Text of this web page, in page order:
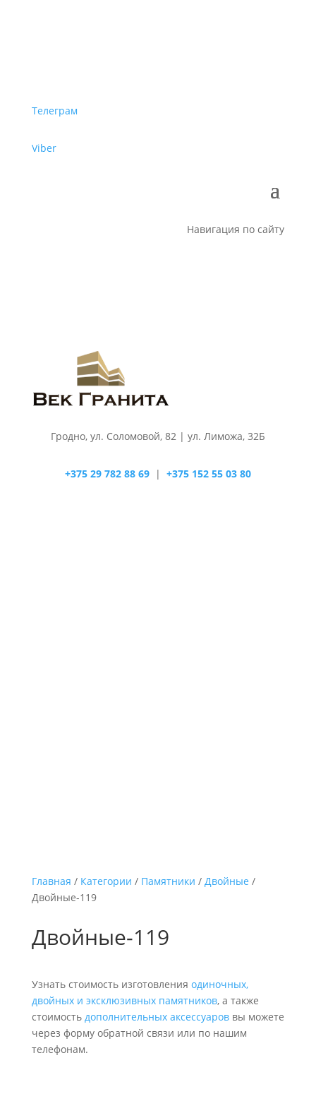
Телеграм
Viber
Навигация по сайту
Гродно, ул. Соломовой, 82 | ул. Лиможа, 32Б
+375 29 782 88 69| +375 152 55 03 80
Главная / Категории / Памятники / Двойные /
Двойные-119
Двойные-119
Узнать стоимость изготовления одиночных,
двойных и эксклюзивных памятников, а также
стоимость дополнительных аксессуароввы можете
через форму обратной связи или по нашим
телефонам.